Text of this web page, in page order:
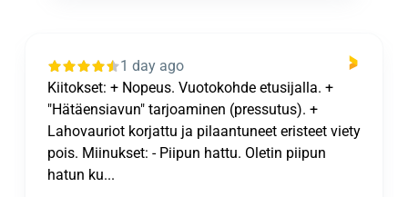
1 day ago
Kiitokset: + Nopeus. Vuotokohde etusijalla. +
"Hätäensiavun" tarjoaminen (pressutus). +
Lahovauriot korjattu ja pilaantuneet eristeet viety
pois. Miinukset: - Piipun hattu. Oletin piipun
hatun ku...